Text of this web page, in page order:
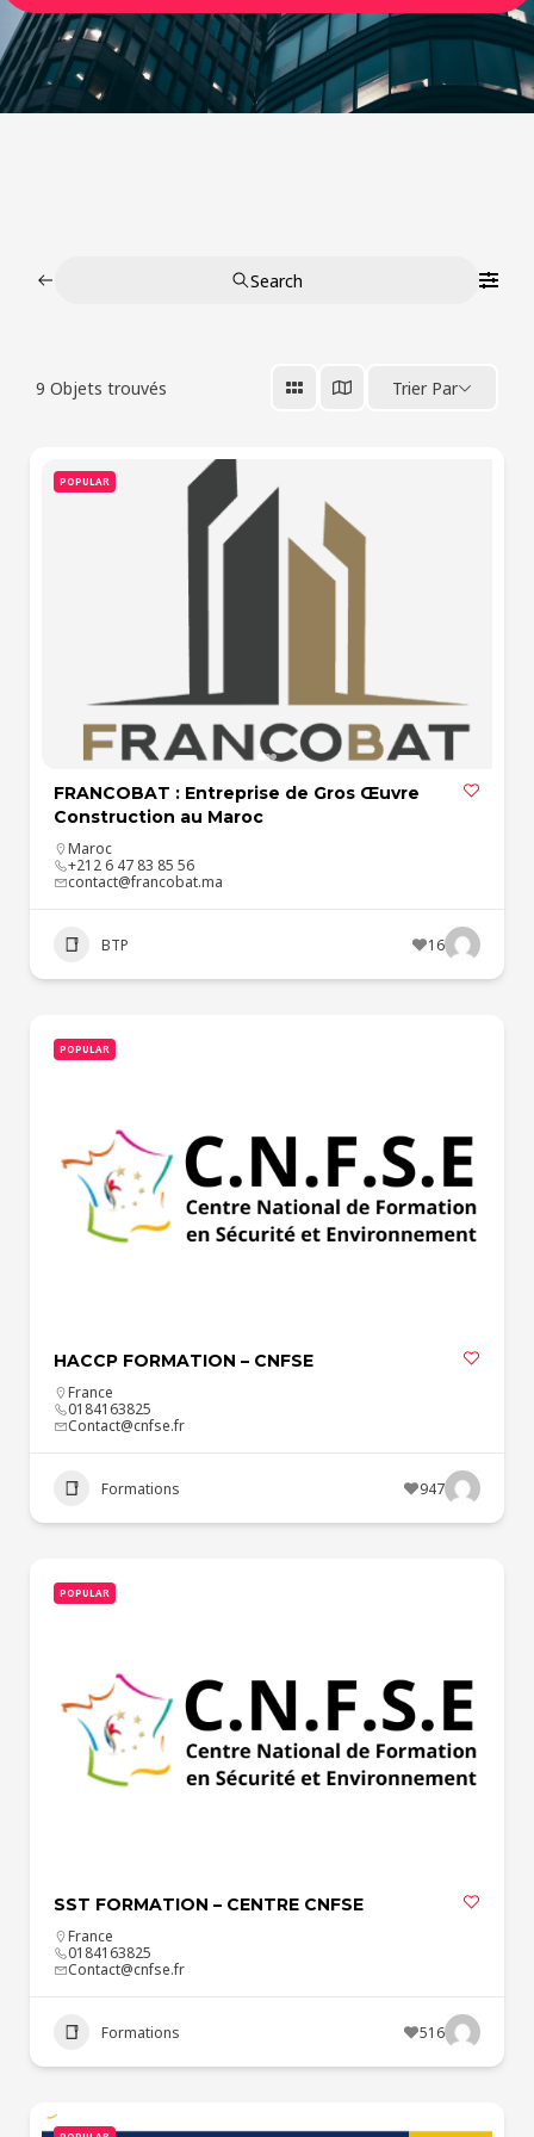
Search
9 Objets trouvés Trier Par
POPULAR
FRANCOBAT : Entreprise de Gros Œuvre
Construction au Maroc
Maroc
+212 6 47 83 85 56
contact@francobat.ma
BTP 16
POPULAR
HACCP FORMATION – CNFSE
France
0184163825
Contact@cnfse.fr
Formations 947
POPULAR
SST FORMATION – CENTRE CNFSE
France
0184163825
Contact@cnfse.fr
Formations 516